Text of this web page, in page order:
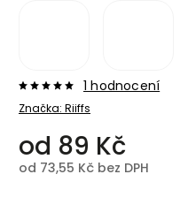
Značka: Riiffs
1 hodnocení
od 89 Kč
od 73,55 Kč bez DPH